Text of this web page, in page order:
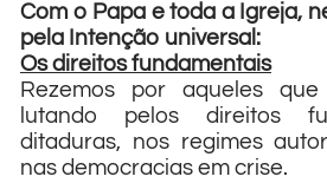
Com o Papa e toda a Igreja,
pela Intenção universal:
Os direitos fundamentais
Rezemos por aqueles
lutando pelos direitos
ditaduras, nos regimes
nas democracias em crise.